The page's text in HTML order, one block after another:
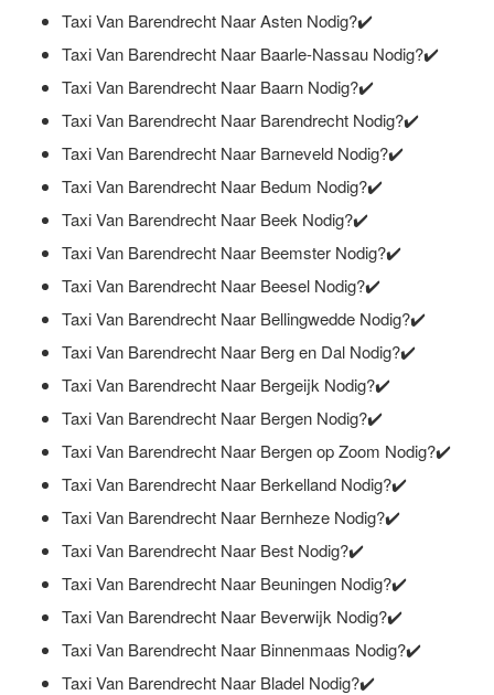
Taxi Van Barendrecht Naar Asten Nodig?✔️
Taxi Van Barendrecht Naar Baarle-Nassau Nodig?✔️
Taxi Van Barendrecht Naar Baarn Nodig?✔️
Taxi Van Barendrecht Naar Barendrecht Nodig?✔️
Taxi Van Barendrecht Naar Barneveld Nodig?✔️
Taxi Van Barendrecht Naar Bedum Nodig?✔️
Taxi Van Barendrecht Naar Beek Nodig?✔️
Taxi Van Barendrecht Naar Beemster Nodig?✔️
Taxi Van Barendrecht Naar Beesel Nodig?✔️
Taxi Van Barendrecht Naar Bellingwedde Nodig?✔️
Taxi Van Barendrecht Naar Berg en Dal Nodig?✔️
Taxi Van Barendrecht Naar Bergeijk Nodig?✔️
Taxi Van Barendrecht Naar Bergen Nodig?✔️
Taxi Van Barendrecht Naar Bergen op Zoom Nodig?✔️
Taxi Van Barendrecht Naar Berkelland Nodig?✔️
Taxi Van Barendrecht Naar Bernheze Nodig?✔️
Taxi Van Barendrecht Naar Best Nodig?✔️
Taxi Van Barendrecht Naar Beuningen Nodig?✔️
Taxi Van Barendrecht Naar Beverwijk Nodig?✔️
Taxi Van Barendrecht Naar Binnenmaas Nodig?✔️
Taxi Van Barendrecht Naar Bladel Nodig?✔️